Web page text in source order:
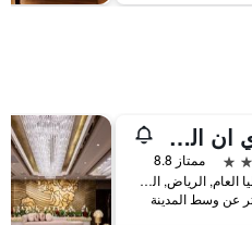
هوليدي ان القصر
ممتاز 8.8
طريق العليا العام, الرياض, المملكة العربية السعودية